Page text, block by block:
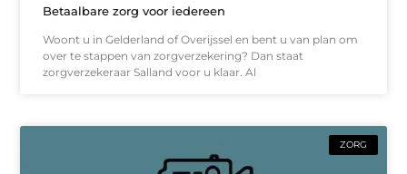
Betaalbare zorg voor iedereen
Woont u in Gelderland of Overijssel en bent u van plan om
over te stappen van zorgverzekering? Dan staat
zorgverzekeraar Salland voor u klaar. Al
ZORG